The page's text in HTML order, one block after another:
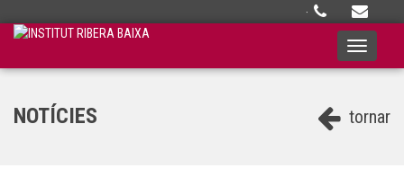
·
Toggle
tornar
NOTÍCIES